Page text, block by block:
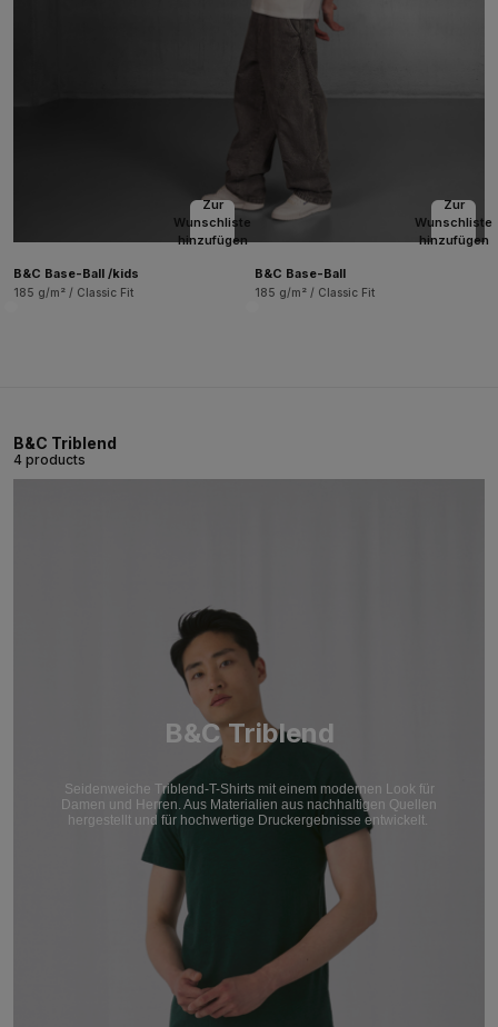
Zur
Wunschliste
hinzufügen
B&C Base-Ball /kids
185 g/m² / Classic Fit
Zur
Wunschliste
hinzufügen
B&C Base-Ball
185 g/m² / Classic Fit
B&C Triblend
4 products
B&C Triblend
Seidenweiche Triblend-T-Shirts mit einem modernen Look für
Damen und Herren. Aus Materialien aus nachhaltigen Quellen
hergestellt und für hochwertige Druckergebnisse entwickelt.